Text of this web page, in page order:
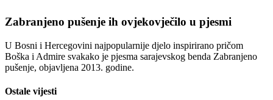
Zabranjeno pušenje ih ovjekovječilo u pjesmi
U Bosni i Hercegovini najpopularnije djelo inspirirano pričom
Boška i Admire svakako je pjesma sarajevskog benda Zabranjeno
pušenje, objavljena 2013. godine.
Ostale vijesti